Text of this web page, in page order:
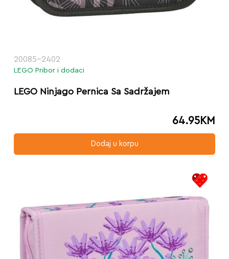
20085-2402
LEGO Pribor i dodaci
LEGO Ninjago Pernica Sa Sadržajem
64.95KM
Dodaj u korpu